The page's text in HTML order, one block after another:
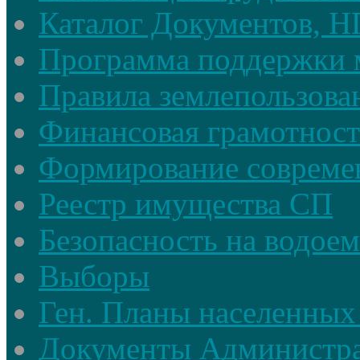
Каталог Документов,
Программа поддержки
Правила
Финансовая
Формирование
Реестр имущества СП
Безопасность на
Выборы
Ген. Планы
Документы